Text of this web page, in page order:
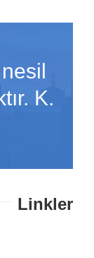
K.
Linkler